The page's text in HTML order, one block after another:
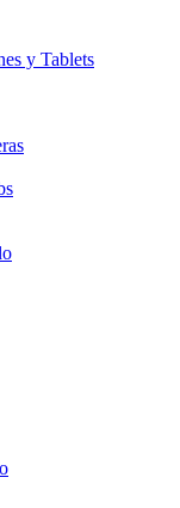
y Tablets